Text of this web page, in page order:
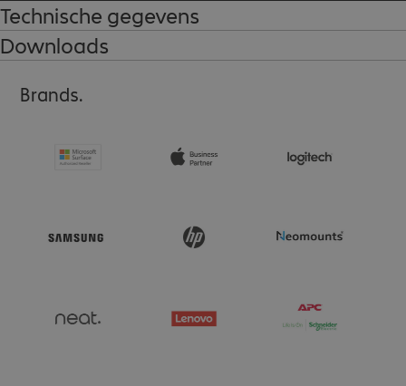
Technische gegevens
Downloads
Brands.